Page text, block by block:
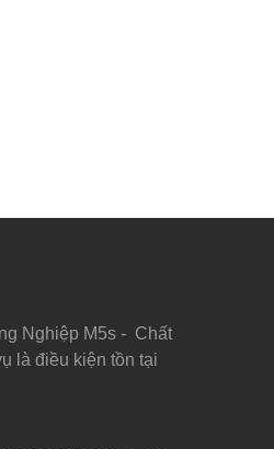
Nghiệp M5s - Chất
là điều kiện tồn tại